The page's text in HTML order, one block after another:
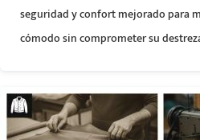
seguridad y confort mejorado para
cómodo sin comprometer su